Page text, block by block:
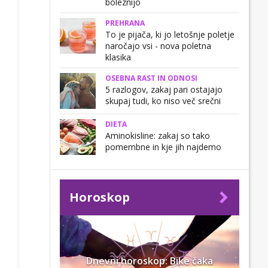
PREHRANA
To je pijača, ki jo letošnje poletje
naročajo vsi - nova poletna
klasika
OSEBNA RAST IN ODNOSI
5 razlogov, zakaj pari ostajajo
skupaj tudi, ko niso več srečni
DIETA
Aminokisline: zakaj so tako
pomembne in kje jih najdemo
Horoskop
Dnevni horoskop: Bike čaka